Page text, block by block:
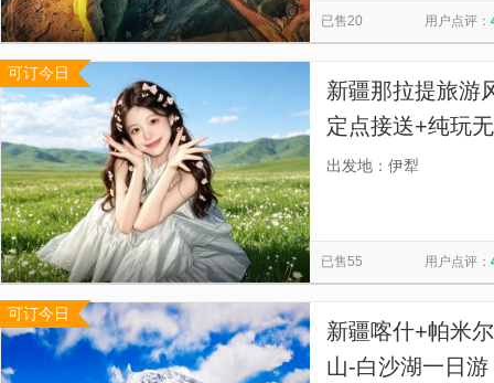
已售20 用户点评：
可订今日
新疆那拉提旅游
定点接送+纯玩
天22:00左右导
出发地：伊犁
已售55 用户点评：
可订今日
新疆喀什+帕米
山-白沙湖一日